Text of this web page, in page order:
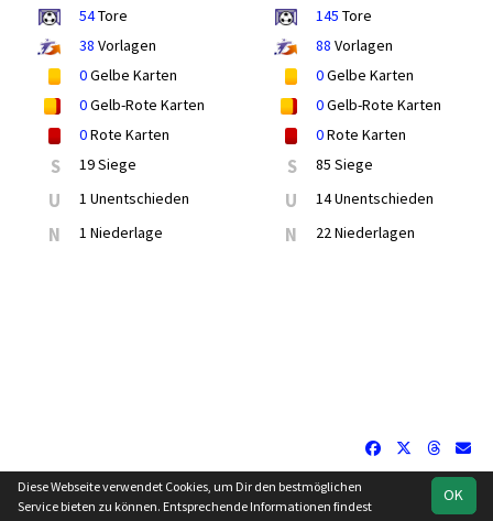
54Tore
38 Vorlagen
0Gelbe Karten
0Gelb-Rote Karten
0Rote Karten
S 19 Siege
U 1 Unentschieden
N 1 Niederlage
145 Tore
88 Vorlagen
0Gelbe Karten
0Gelb-Rote Karten
0Rote Karten
S 85 Siege
U 14 Unentschieden
N 22 Niederlagen
soccero.de OK
Diese Webseite verwendet Cookies, um Dir den bestmöglichen
Service bieten zu können. Entsprechende Informationen findest